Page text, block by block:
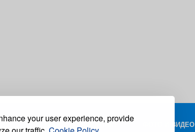
your user experience, provide
КОНТАКТ ФОТО И ВИДЕО